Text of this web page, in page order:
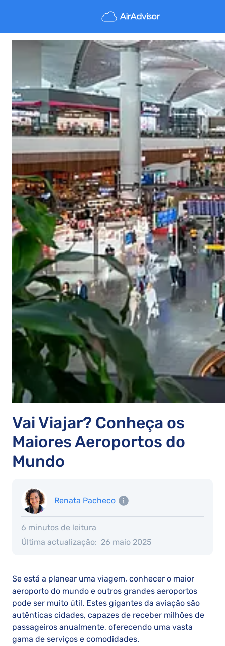
Vai Viajar? Conheça os
Maiores Aeroportos do
Mundo
Renata Pacheco
6 minutos de leitura
Última actualização: 26 maio 2025
Se está a planear uma viagem, conhecer o maior
aeroporto do mundo e outros grandes aeroportos
pode ser muito útil. Estes gigantes da aviação são
autênticas cidades, capazes de receber milhões de
passageiros anualmente, oferecendo uma vasta
gama de serviços e comodidades.